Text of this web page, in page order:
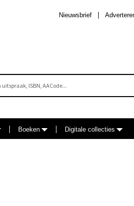
Nieuwsbrief
Boeken Digitale collecties